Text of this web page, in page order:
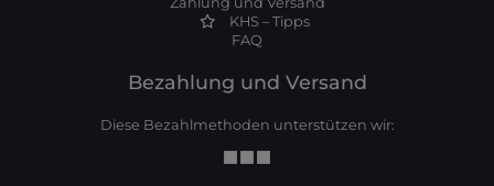
KHS – Tipps
FAQ
Bezahlung und Versand
Diese Bezahlmethoden unterstützen wir: